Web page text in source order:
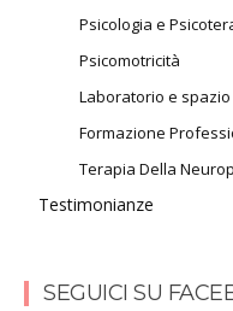
Psicologia e
Psicomotricità
Laboratorio e spazio
Formazione
Terapia Della
Testimonianze
SEGUICI SU